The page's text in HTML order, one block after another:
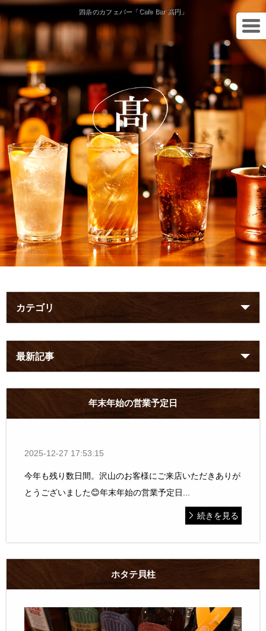
四条のカフェバー「Cafe Bar 高円」
カテゴリ
最新記事
年末年始の営業予定日
2025-12-27 17:53:15
今年も残り数日間。沢山のお客様にご来店いただきありが
とうございました😊年末年始の営業予定日...
続きを見る
ホタテ貝柱